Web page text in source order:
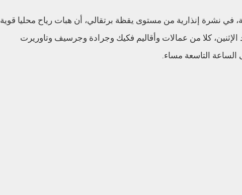
في نشرة إنذارية من مستوى يقظة برتقالي، أن هبات رياح محليا قوية
بعد غد الإثنين، كلا من عمالات وأقاليم فكيك وجرادة وجرسيف وتاوريرت
التاسعة مساء.